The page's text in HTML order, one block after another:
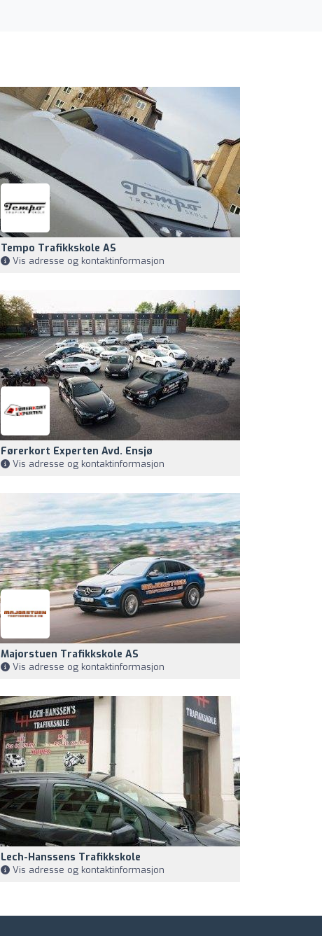
Tempo Trafikkskole AS
Vis adresse og kontaktinformasjon
Førerkort Experten Avd. Ensjø
Vis adresse og kontaktinformasjon
Majorstuen Trafikkskole AS
Vis adresse og kontaktinformasjon
Lech-Hanssens Trafikkskole
Vis adresse og kontaktinformasjon